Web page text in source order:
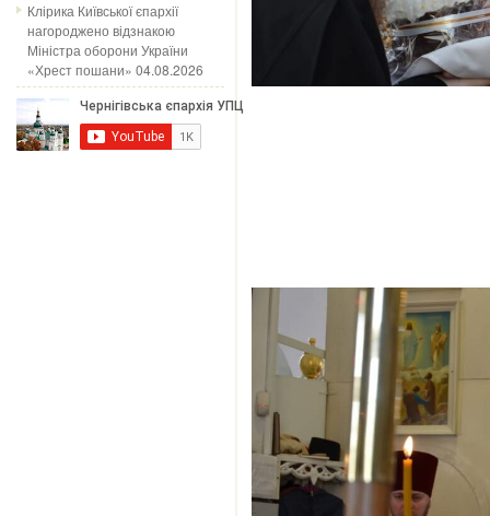
Клірика Київської єпархії
нагороджено відзнакою
Міністра оборони України
«Хрест пошани» 04.08.2026